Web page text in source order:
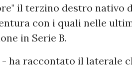
il terzino destro nativo
con i quali nelle
in Serie B.
- ha raccontato il laterale